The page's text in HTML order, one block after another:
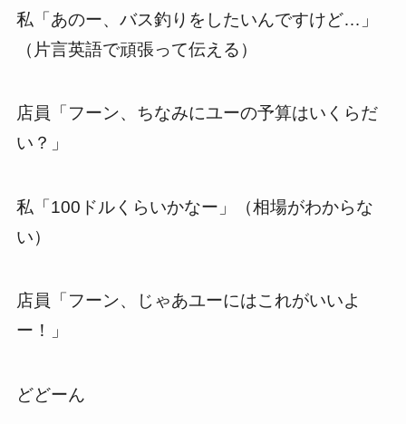
私「あのー、バス釣りをしたいんですけど…」
（片言英語で頑張って伝える）
店員「フーン、ちなみにユーの予算はいくらだ
い？」
私「100ドルくらいかなー」（相場がわからな
い）
店員「フーン、じゃあユーにはこれがいいよ
ー！」
どどーん